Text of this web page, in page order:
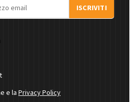
ISCRIVITI
e la Privacy Policy